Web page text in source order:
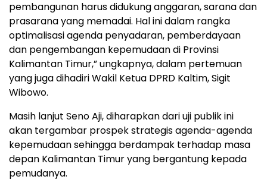
pembangunan harus didukung anggaran, sarana dan
prasarana yang memadai. Hal ini dalam rangka
optimalisasi agenda penyadaran, pemberdayaan
dan pengembangan kepemudaan di Provinsi
Kalimantan Timur,” ungkapnya, dalam pertemuan
yang juga dihadiri Wakil Ketua DPRD Kaltim, Sigit
Wibowo.
Masih lanjut Seno Aji, diharapkan dari uji publik ini
akan tergambar prospek strategis agenda-agenda
kepemudaan sehingga berdampak terhadap masa
depan Kalimantan Timur yang bergantung kepada
pemudanya.